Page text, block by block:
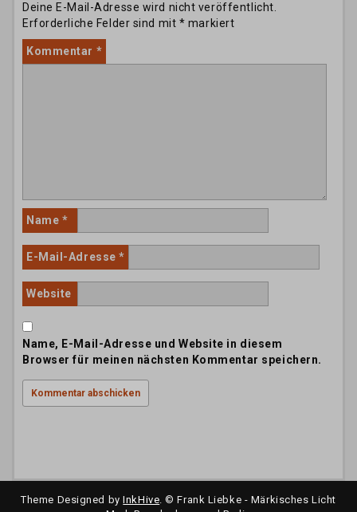
Deine E-Mail-Adresse wird nicht veröffentlicht.
Erforderliche Felder sind mit * markiert
Kommentar *
Name *
E-Mail-Adresse*
Website
Name, E-Mail-Adresse und Website in diesem
Browser für meinen nächsten Kommentar speichern.
Theme Designed byInkHive.© Frank Liebke - Märkisches Licht